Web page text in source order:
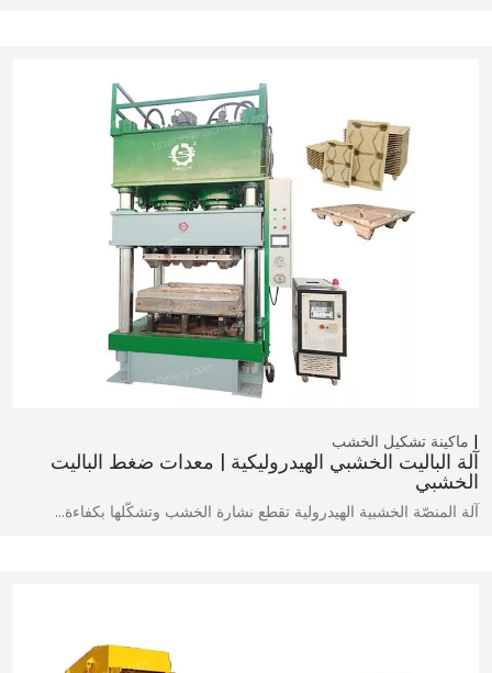
ماكينة تشكيل الخشب
آلة الباليت الخشبي الهيدروليكية | معدات ضغط الباليت
الخشبي
آلة المنصّة الخشبية الهيدرولية تقطع نشارة الخشب وتشكّلها بكفاءة…